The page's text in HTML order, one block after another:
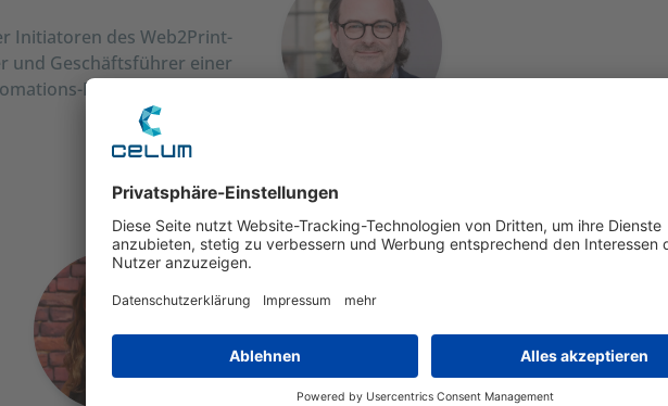
Initiatoren des Web2Print-
und Geschäftsführer einer
Plattform CI HUB.
MELANIE SCHEDL
Melanie, Produktmanagerin bei CELUM, hat einen
Produkt- und Commerce-Hintergrund und war
Systeme perfekt in Systemlandschaften zu
2019 ist sie Teil des großartigen CELUM-Teams und